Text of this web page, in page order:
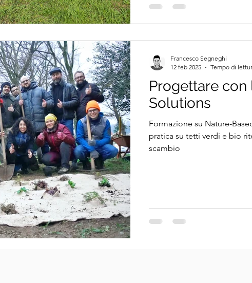
Progettare
Solutions
Formazione su Nature-
pratica su tetti verdi e bio
scambio
Francesco Segneghi
12 feb 2025
Tempo di